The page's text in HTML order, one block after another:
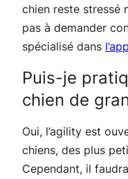
chien reste stressé
pas à demander
spécialisé dans
Puis-je
chien de
Oui, l’agility est
chiens, des plus
Cependant, il